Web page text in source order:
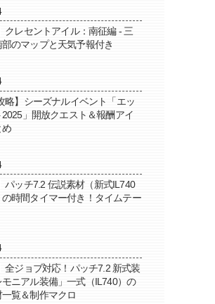
クレセントアイル：南征編 - 三
部のマップと天気予報付き
略】シーズナルイベント「エッ
」開放クエスト＆報酬アイ
め
パッチ7.2 伝説素材（新式IL740
時間タイマー付き！タイムテー
全ジョブ対応！パッチ7.2 新式装
ニアル装備」一式（IL740）の
覧＆制作マクロ